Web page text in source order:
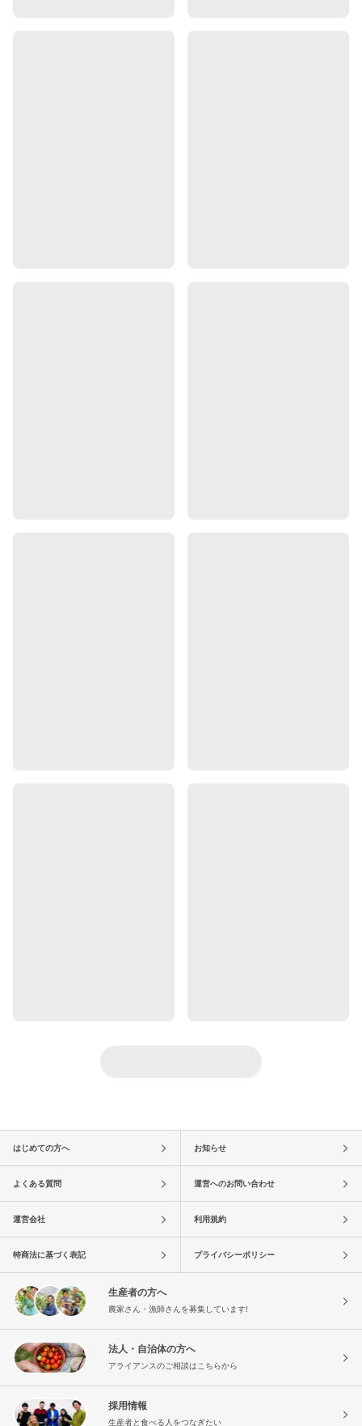
はじめての方へ お知らせ
よくある質問 運営へのお問い合わせ
運営会社 利用規約
特商法に基づく表記 プライバシーポリシー
生産者の方へ
農家さん・漁師さんを募集しています!
法人・自治体の方へ
アライアンスのご相談はこちらから
採用情報
生産者と食べる人をつなぎたい